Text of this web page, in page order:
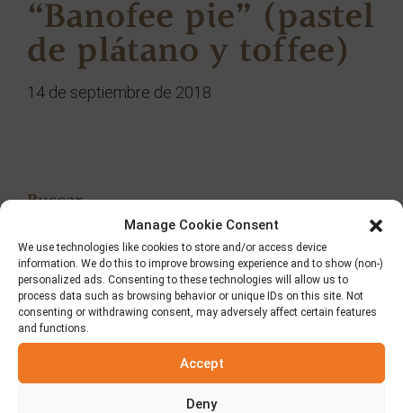
Manage Cookie Consent
We use technologies like cookies to store and/or access device
information. We do this to improve browsing experience and to show (non-)
personalized ads. Consenting to these technologies will allow us to
process data such as browsing behavior or unique IDs on this site. Not
consenting or withdrawing consent, may adversely affect certain features
and functions.
Accept
Deny
“Banofee pie” (pastel
de plátano y toffee)
14 de septiembre de 2018
Buscar